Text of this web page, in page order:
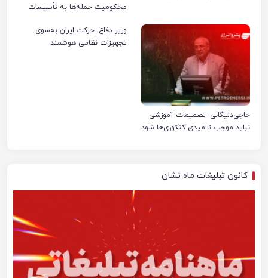
محکومیت حمله‌ها به تأسیسات
حاجی‌دلیگانی: تصمیمات آموزشی
نباید موجب ناامیدی کنکوری‌ها شود
وزیر دفاع: حرکت ایران به‌سوی
تجهیزات نظامی هوشمند
کانون تبلیغات ماه نشان